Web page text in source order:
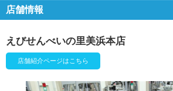
店舗情報
えびせんべいの里美浜本店
店舗紹介ページはこちら